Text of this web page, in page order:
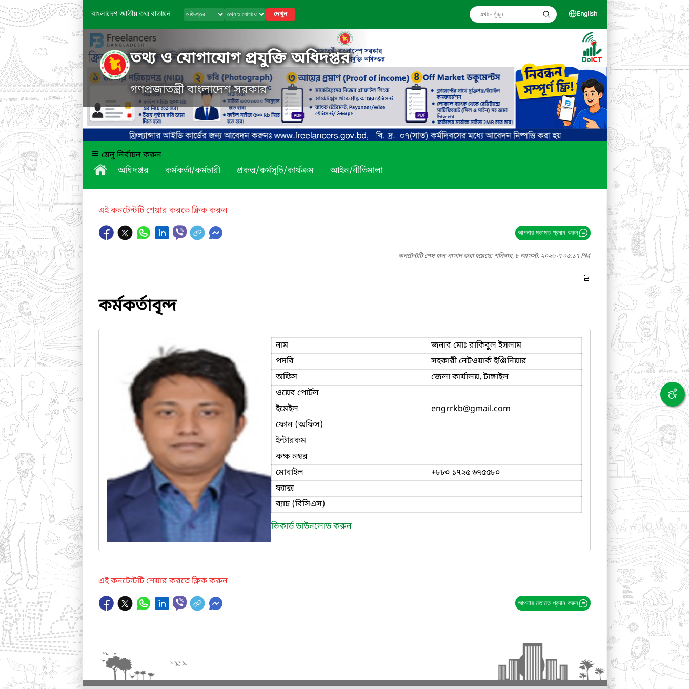
বাংলাদেশ জাতীয় তথ্য বাতায়ন দেখুন English
তথ্য ও যোগাযোগ প্রযুক্তি অধিদপ্তর
গণপ্রজাতন্ত্রী বাংলাদেশ সরকার
মেনু নির্বাচন করুন
অধিদপ্তর
কর্মকর্তা/কর্মচারী প্রকল্প/কর্মসূচি/কার্যক্রম আইন/নীতিমালা
এই কনটেন্টটি শেয়ার করতে ক্লিক করুন
আপনার মতামত প্রদান করুন
কনটেন্টটি শেষ হাল-নাগাদ করা হয়েছে: শনিবার, ৮ আগস্ট, ২০২৬ এ ০৫:১৭ PM
কর্মকর্তাবৃন্দ
নাম
জনাব মোঃ রাকিবুল ইসলাম
পদবি
সহকারী নেটওয়ার্ক ইঞ্জিনিয়ার
অফিস
জেলা কার্যালয়, টাঙ্গাইল
ওয়েব পোর্টল
ইমেইল
engrrkb@gmail.com
ফোন (অফিস)
ইন্টারকম
কক্ষ নম্বর
মোবাইল
+৮৮০ ১৭২৫ ৬৭৫৫৮০
ফ্যাক্স
ব্যাচ (বিসিএস)
ভিকার্ড ডাউনলোড করুন
এই কনটেন্টটি শেয়ার করতে ক্লিক করুন
আপনার মতামত প্রদান করুন